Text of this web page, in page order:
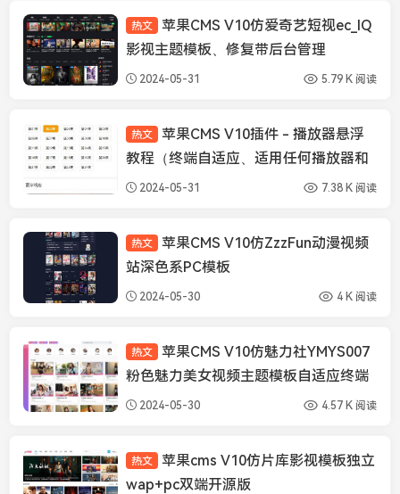
苹果CMS模板
热文
苹果CMS V10仿爱奇艺短视ec_IQ
影视主题模板、修复带后台管理
2024-05-31 5.79 K 阅读
苹果CMS插件
热文
苹果CMS V10插件 - 播放器悬浮
教程（终端自适应、适用任何播放器和
模板）
2024-05-31 7.38 K 阅读
苹果CMS模板
热文
苹果CMS V10仿ZzzFun动漫视频
站深色系PC模板
2024-05-30 4 K 阅读
苹果CMS模板
热文
苹果CMS V10仿魅力社YMYS007
粉色魅力美女视频主题模板自适应终端
2024-05-30 4.57 K 阅读
苹果CMS模板
热文
苹果cms V10仿片库影视模板独立
wap+pc双端开源版